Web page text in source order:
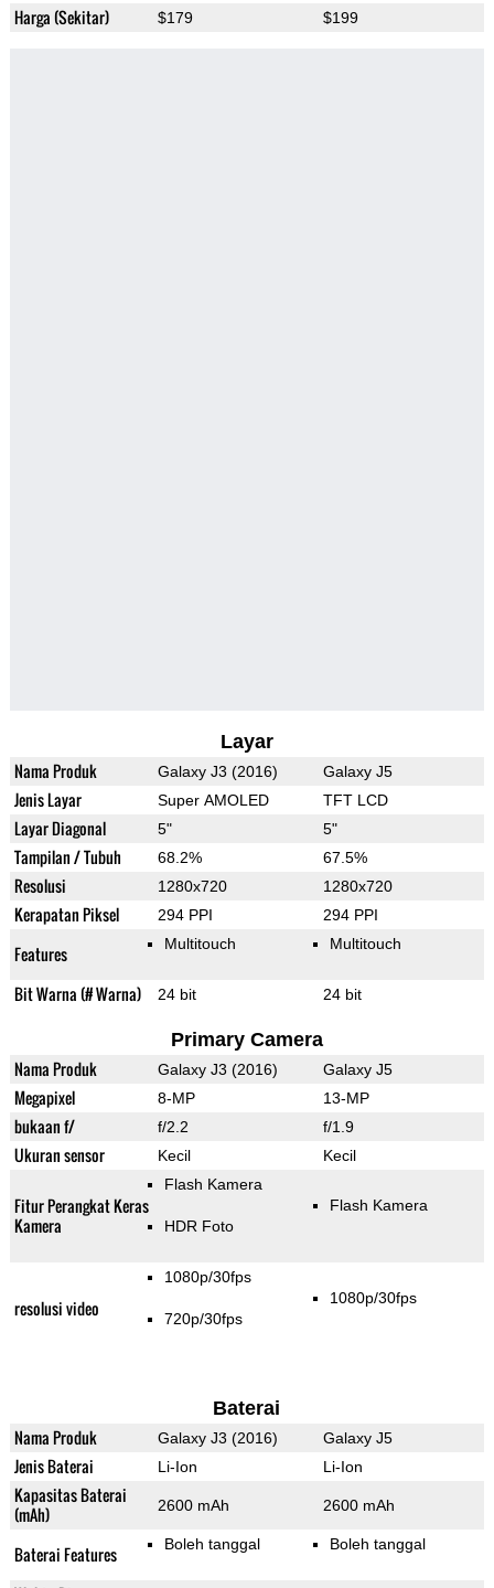
Harga (Sekitar) $179 $199
Layar
Nama Produk Galaxy J3 (2016) Galaxy J5
Jenis Layar Super AMOLED TFT LCD
Layar Diagonal 5" 5"
Tampilan / Tubuh 68.2% 67.5%
Resolusi 1280x720 1280x720
Kerapatan Piksel 294 PPI 294 PPI
Features Multitouch Multitouch
Bit Warna (# Warna) 24 bit 24 bit
Primary Camera
Nama Produk Galaxy J3 (2016) Galaxy J5
Megapixel 8-MP 13-MP
bukaan f/ f/2.2 f/1.9
Ukuran sensor Kecil Kecil
Fitur Perangkat Keras
Kamera
Flash Kamera
HDR Foto
Flash Kamera
resolusi video
1080p/30fps
720p/30fps
1080p/30fps
Baterai
Nama Produk Galaxy J3 (2016) Galaxy J5
Jenis Baterai Li-Ion Li-Ion
Kapasitas Baterai
(mAh)
2600 mAh 2600 mAh
Baterai Features Boleh tanggal Boleh tanggal